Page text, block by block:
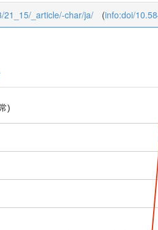
21_15/_article/-char/ja/ (info:doi/
)